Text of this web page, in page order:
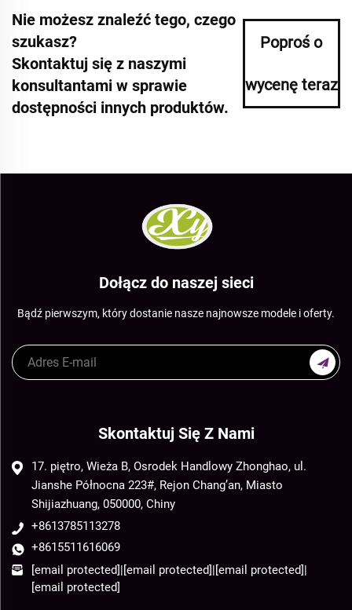
Nie możesz znaleźć tego, czego
szukasz?
Skontaktuj się z naszymi
konsultantami w sprawie
dostępności innych produktów.
Poproś o
wycenę teraz
Dołącz do naszej sieci
Bądź pierwszym, który dostanie nasze najnowsze modele i oferty.
Skontaktuj Się Z Nami
17. piętro, Wieża B, Osrodek Handlowy Zhonghao, ul.
Jianshe Północna 223#, Rejon Chang’an, Miasto
Shijiazhuang, 050000, Chiny
+8613785113278
+8615511616069
[email protected]|[email protected]|[email protected]|
[email protected]